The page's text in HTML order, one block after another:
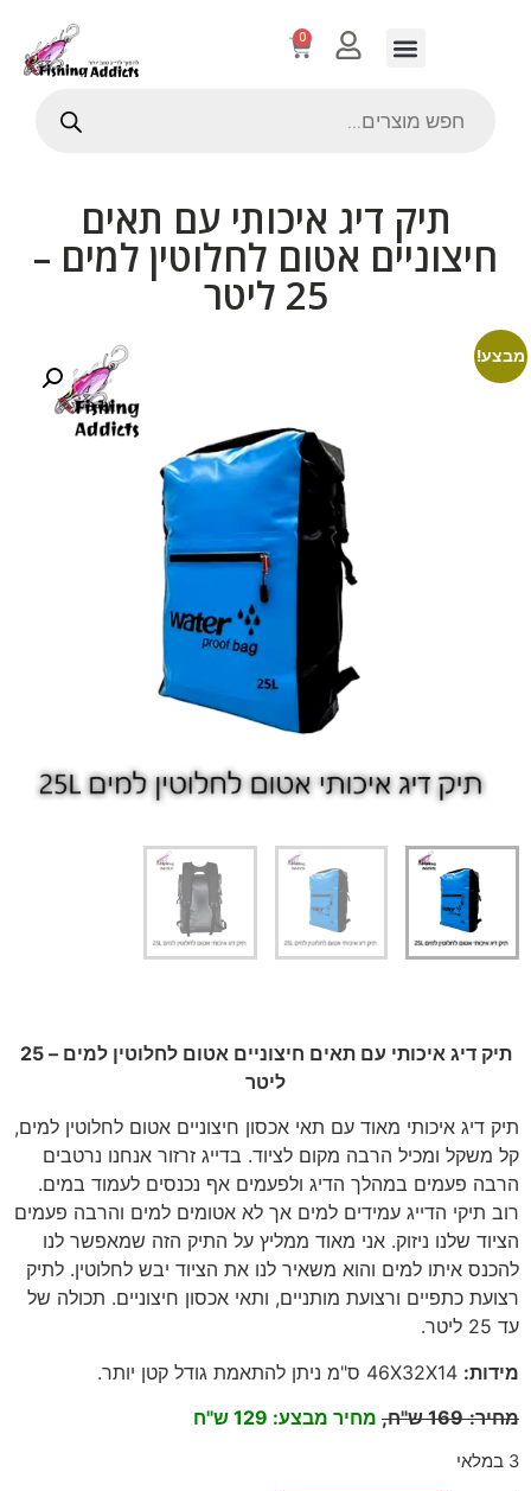
0
תיק דיג איכותי עם תאים
חיצוניים אטום לחלוטין למים –
25 ליטר
תיק דיג איכותי עם תאים חיצוניים אטום לחלוטין למים – 25
ליטר
תיק דיג איכותי מאוד עם תאי אכסון חיצוניים אטום לחלוטין למים,
קל משקל ומכיל הרבה מקום לציוד. בדייג זרזור אנחנו נרטבים
הרבה פעמים במהלך הדיג ולפעמים אף נכנסים לעמוד במים.
רוב תיקי הדייג עמידים למים אך לא אטומים למים והרבה פעמים
הציוד שלנו ניזוק. אני מאוד ממליץ על התיק הזה שמאפשר לנו
להכנס איתו למים והוא משאיר לנו את הציוד יבש לחלוטין. לתיק
רצועת כתפיים ורצועת מותניים, ותאי אכסון חיצוניים. תכולה של
עד 25 ליטר.
מידות:
מחיר:
169 ש"ח, מחיר מבצע: 129 ש"ח
3 במלאי
מבצע!